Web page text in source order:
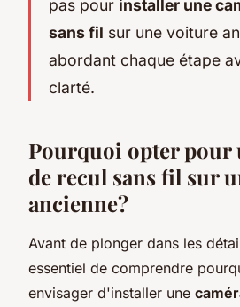
pas pour installer une
sans fil sur une voiture
abordant chaque étape
clarté.
Pourquoi opter pour
de recul sans fil sur
ancienne?
Avant de plonger dans les
essentiel de comprendre
envisager d'installer une